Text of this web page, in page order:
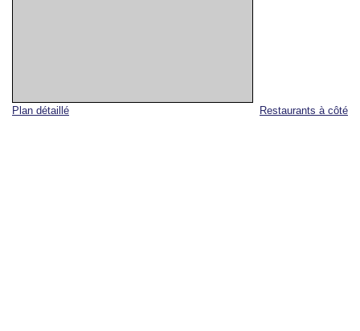
Restaurants à côté
Plan détaillé